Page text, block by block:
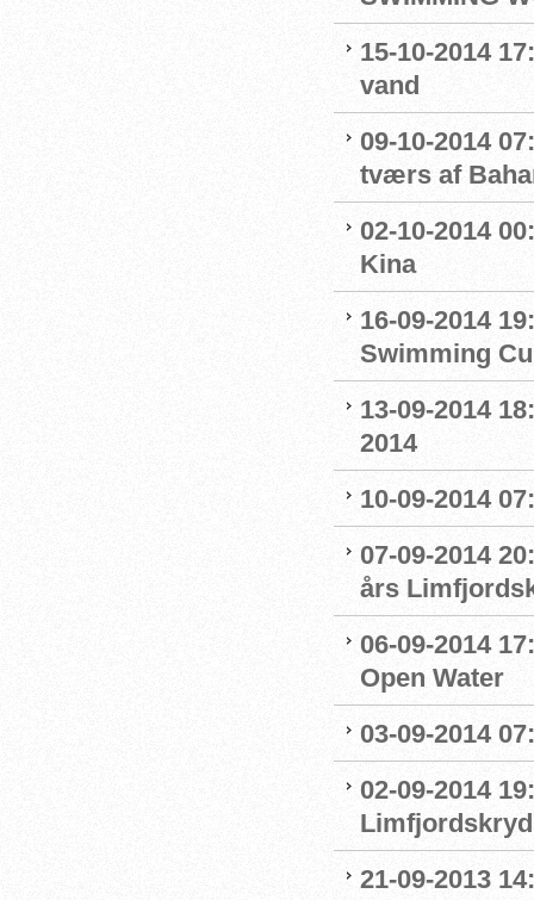
15-10-2014
vand
09-10-2014
tværs af
02-10-2014
Kina
16-09-2014
Swimming
13-09-2014
2014
10-09-2014
07-09-2014
års
06-09-2014
Open Water
03-09-2014
02-09-2014
21-09-2013